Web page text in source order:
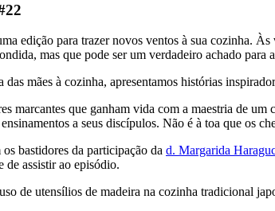
edição para trazer novos ventos à sua cozinha.
mas que pode ser um verdadeiro achado para
das mães à cozinha, apresentamos histórias
marcantes que ganham vida com a maestria de
a seus discípulos. Não é à toa que os
bastidores da participação da d. Margarida
de assistir ao episódio.
de utensílios de madeira na cozinha tradicional